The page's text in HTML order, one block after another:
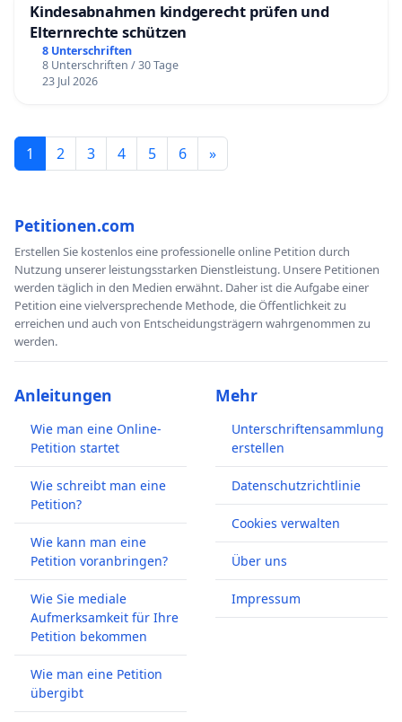
Kindesabnahmen kindgerecht prüfen und
Elternrechte schützen
8 Unterschriften
8 Unterschriften / 30 Tage
23 Jul 2026
1 2 3 4 5 6 »
Petitionen.com
Erstellen Sie kostenlos eine professionelle online Petition durch
Nutzung unserer leistungsstarken Dienstleistung. Unsere Petitionen
werden täglich in den Medien erwähnt. Daher ist die Aufgabe einer
Petition eine vielversprechende Methode, die Öffentlichkeit zu
erreichen und auch von Entscheidungsträgern wahrgenommen zu
werden.
Anleitungen
Wie man eine Online-
Petition startet
Wie schreibt man eine
Petition?
Wie kann man eine
Petition voranbringen?
Wie Sie mediale
Aufmerksamkeit für Ihre
Petition bekommen
Wie man eine Petition
übergibt
Mehr
Unterschriftensammlung
erstellen
Datenschutzrichtlinie
Cookies verwalten
Über uns
Impressum